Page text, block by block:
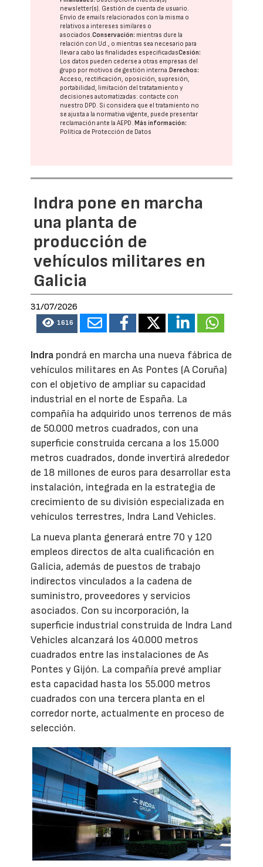
newsletter(s). Gestión de cuenta de usuario.
Envío de emails relacionados con la misma o
relativos a intereses similares o
asociados.Conservación: mientras dure la
relación con Ud., o mientras sea necesario para
llevar a cabo las finalidades especificadasCesión:
Los datos pueden cederse a otras empresas del
grupo por motivos de gestión interna.Derechos:
Acceso, rectificación, oposición, supresión,
portabilidad, limitación del tratatamiento y
decisiones automatizadas: contacte con
nuestro DPD. Si considera que el tratamiento no
se ajusta a la normativa vigente, puede presentar
reclamación ante laAEPD.Más información:
Política de Protección de Datos
Indra pone en marcha
una planta de
producción de
vehículos militares en
Galicia
31/07/2026
1616
Indra pondrá en marcha una nueva fábrica de
vehículos militares en As Pontes (A Coruña)
con el objetivo de ampliar su capacidad
industrial en el norte de España. La
compañía ha adquirido unos terrenos de más
de 50.000 metros cuadrados, con una
superficie construida cercana a los 15.000
metros cuadrados, donde invertirá alrededor
de 18 millones de euros para desarrollar esta
instalación, integrada en la estrategia de
crecimiento de su división especializada en
vehículos terrestres, Indra Land Vehicles.
La nueva planta generará entre 70 y 120
empleos directos de alta cualificación en
Galicia, además de puestos de trabajo
indirectos vinculados a la cadena de
suministro, proveedores y servicios
asociados. Con su incorporación, la
superficie industrial construida de Indra Land
Vehicles alcanzará los 40.000 metros
cuadrados entre las instalaciones de As
Pontes y Gijón. La compañía prevé ampliar
esta capacidad hasta los 55.000 metros
cuadrados con una tercera planta en el
corredor norte, actualmente en proceso de
selección.